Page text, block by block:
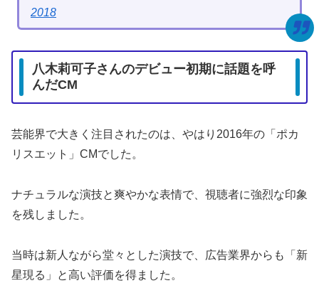
2018
八木莉可子さんのデビュー初期に話題を呼
んだCM
芸能界で大きく注目されたのは、やはり2016年の「ポカ
リスエット」CMでした。
ナチュラルな演技と爽やかな表情で、視聴者に強烈な印象
を残しました。
当時は新人ながら堂々とした演技で、広告業界からも「新
星現る」と高い評価を得ました。